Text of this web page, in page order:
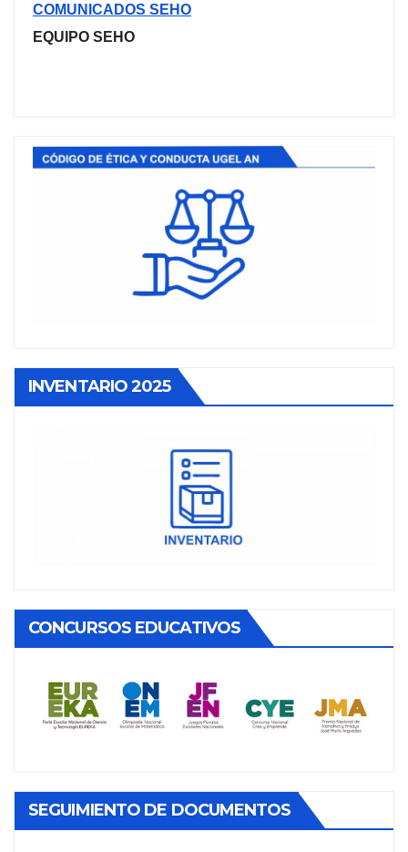
COMUNICADOS SEHO
EQUIPO SEHO
INVENTARIO 2025
CONCURSOS EDUCATIVOS
SEGUIMIENTO DE DOCUMENTOS